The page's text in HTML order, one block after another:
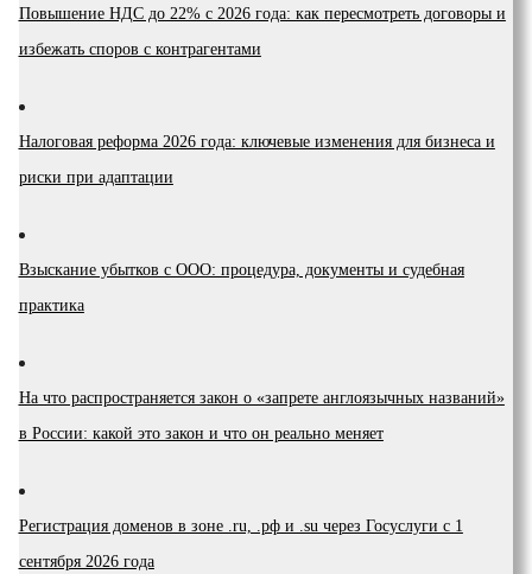
Повышение НДС до 22% с 2026 года: как пересмотреть договоры и
избежать споров с контрагентами
Налоговая реформа 2026 года: ключевые изменения для бизнеса и
риски при адаптации
Взыскание убытков с ООО: процедура, документы и судебная
практика
На что распространяется закон о «запрете англоязычных названий»
в России: какой это закон и что он реально меняет
Регистрация доменов в зоне .ru, .рф и .su через Госуслуги с 1
сентября 2026 года